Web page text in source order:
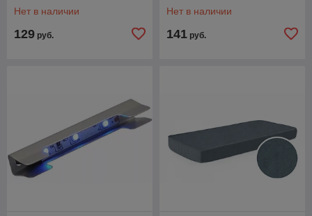
Нет в наличии
129 руб.
Нет в наличии
141 руб.